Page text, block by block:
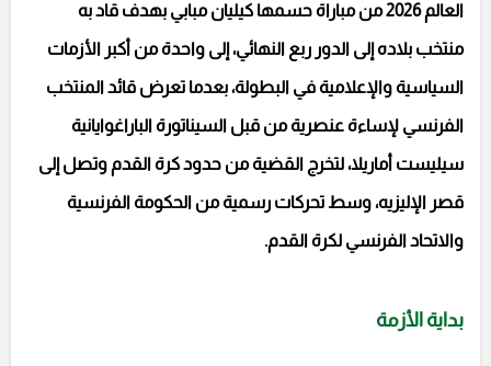
العالم 2026 من مباراة حسمها كيليان مبابي بهدف قاد به
منتخب بلاده إلى الدور ربع النهائي، إلى واحدة من أكبر الأزمات
السياسية والإعلامية في البطولة، بعدما تعرض قائد المنتخب
الفرنسي لإساءة عنصرية من قبل السيناتورة الباراغوايانية
سيليست أماريلا، لتخرج القضية من حدود كرة القدم وتصل إلى
قصر الإليزيه، وسط تحركات رسمية من الحكومة الفرنسية
والاتحاد الفرنسي لكرة القدم.
بداية الأزمة